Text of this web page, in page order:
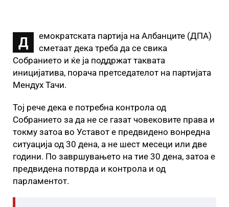
Д
емократската партија на Албанците (ДПА)
сметаат дека треба да се свика
Собранието и ќе ја поддржат таквата
иницијатива, порача претседателот на партијата
Мендух Тачи.
Тој рече дека е потребна контрола од
Собранието за да не се газат човековите права и
токму затоа во Уставот е предвидено вонредна
ситуација од 30 дена, а не шест месеци или две
години. По завршувањето на тие 30 дена, затоа е
предвидена потврда и контрола и од
парламентот.